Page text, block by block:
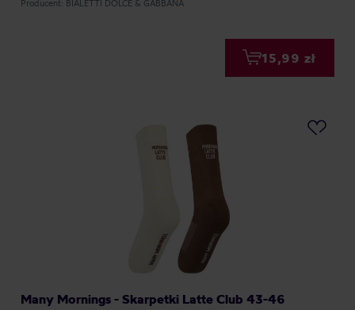
Producent: BIALETTI DOLCE & GABBANA
15,99 zł
Many Mornings - Skarpetki Latte Club 43-46